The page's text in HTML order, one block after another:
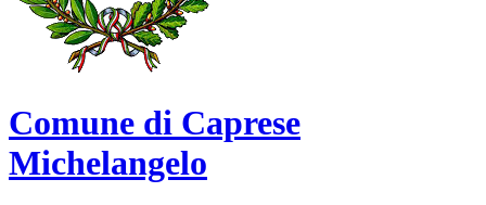
Comune di Caprese
Michelangelo